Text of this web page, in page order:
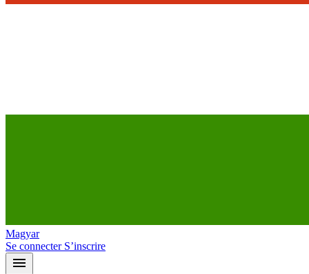
Magyar
Se connecter S’inscrire
menu